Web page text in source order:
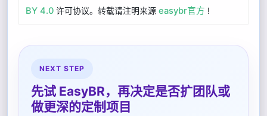
BY 4.0 许可协议。转载请注明来源easybr官方 !
NEXT STEP
先试 EasyBR，再决定是否扩团队或
做更深的定制项目